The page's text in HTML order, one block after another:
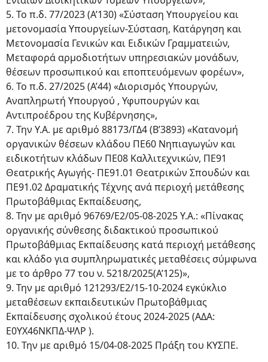
5. Το π.δ. 77/2023 (Α’130) «Σύσταση Υπουργείου και
μετονομασία Υπουργείων-Σύσταση, Κατάργηση και
Μετονομασία Γενικών και Ειδικών Γραμματειών,
Μεταφορά αρμοδιοτήτων υπηρεσιακών μονάδων,
θέσεων προσωπικού και εποπτευόμενων φορέων»,
6. Το π.δ. 27/2025 (Α’44) «Διορισμός Υπουργών,
Αναπληρωτή Υπουργού , Υφυπουργών και
Αντιπροέδρου της Κυβέρνησης»,
7. Την Υ.Α. με αριθμό 88173/ΓΔ4 (Β’3893) «Κατανομή
οργανικών θέσεων κλάδου ΠΕ60 Νηπιαγωγών και
ειδικοτήτων κλάδων ΠΕ08 Καλλιτεχνικών, ΠΕ91
Θεατρικής Αγωγής- ΠΕ91.01 Θεατρικών Σπουδών και
ΠΕ91.02 Δραματικής Τέχνης ανά περιοχή μετάθεσης
Πρωτοβάθμιας Εκπαίδευσης,
8. Την με αριθμό 96769/Ε2/05-08-2025 Υ.Α.: «Πίνακας
οργανικής σύνθεσης διδακτικού προσωπικού
Πρωτοβάθμιας Εκπαίδευσης κατά περιοχή μετάθεσης
και κλάδο για συμπληρωματικές μεταθέσεις σύμφωνα
με το άρθρο 77 του ν. 5218/2025(Α’125)»,
9. Την με αριθμό 121293/Ε2/15-10-2024 εγκύκλιο
μεταθέσεων εκπαιδευτικών Πρωτοβάθμιας
Εκπαίδευσης σχολικού έτους 2024-2025 (ΑΔΑ:
Ε0ΥΧ46ΝΚΠΔ-ΨΛΡ ).
10. Την με αριθμό 15/04-08-2025 Πράξη του ΚΥΣΠΕ.